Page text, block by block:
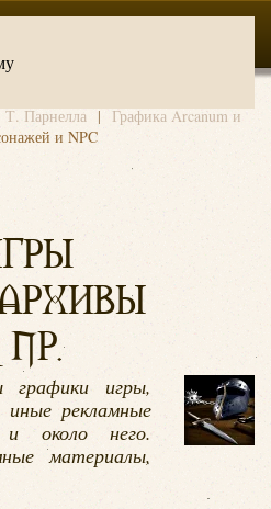
Т. Парнелла
Графика Arcanum и
и NPC
АРХИВЫ
графики игры,
рекламные
около него.
материалы,